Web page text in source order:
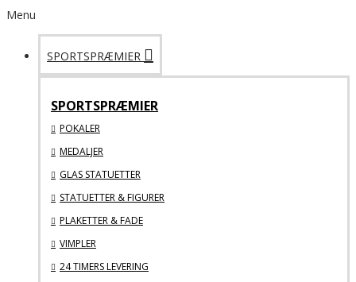
Menu
SPORTSPRÆMIER
SPORTSPRÆMIER
POKALER
MEDALJER
GLAS STATUETTER
STATUETTER & FIGURER
PLAKETTER & FADE
VIMPLER
24 TIMERS LEVERING